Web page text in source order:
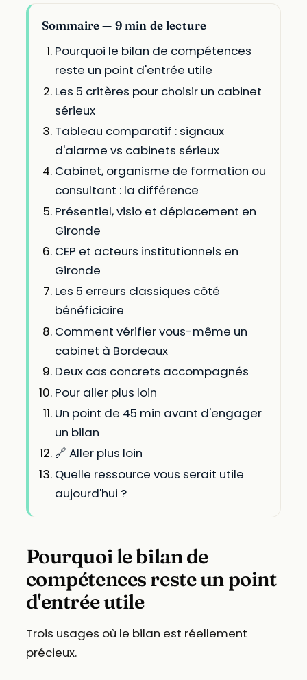
Sommaire — 9 min de lecture
Pourquoi le bilan de compétences
reste un point d'entrée utile
Les 5 critères pour choisir un cabinet
sérieux
Tableau comparatif : signaux
d'alarme vs cabinets sérieux
Cabinet, organisme de formation ou
consultant : la différence
Présentiel, visio et déplacement en
Gironde
CEP et acteurs institutionnels en
Gironde
Les 5 erreurs classiques côté
bénéficiaire
Comment vérifier vous-même un
cabinet à Bordeaux
Deux cas concrets accompagnés
Pour aller plus loin
Un point de 45 min avant d'engager
un bilan
🔗 Aller plus loin
Quelle ressource vous serait utile
aujourd'hui ?
Pourquoi le bilan de
compétences reste un point
d'entrée utile
Trois usages où le bilan est réellement
précieux.